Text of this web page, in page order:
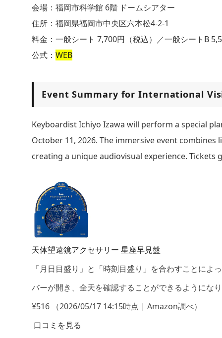
会場：福岡市科学館 6階 ドームシアター
住所：福岡県福岡市中央区六本松4-2-1
料金：一般シート 7,700円（税込）／一般シートB
公式： WEB
Event Summary for International
Keyboardist Ichiyo Izawa will perform a special
October 11, 2026. The immersive event
creating a unique audiovisual experience.
天体望遠鏡アクセサリー 星座早見盤
「月日目盛り」と「時刻目盛り」を合わすことに
バーが開き、全天を確認することができるようにな
¥516
（2026/05/17 14:15時点 | Amazon調べ）
口コミを見る